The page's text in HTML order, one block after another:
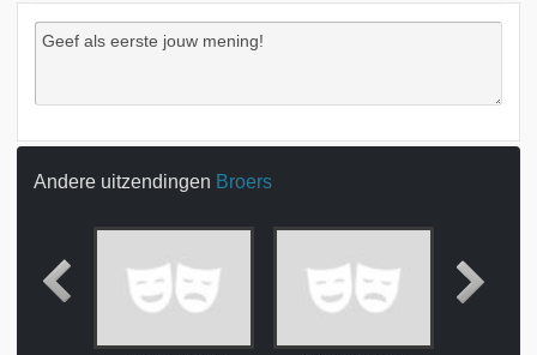
Andere uitzendingen Broers